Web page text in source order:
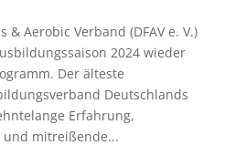
& Aerobic Verband (DFAV e. V.)
2024 wieder
Der älteste
Deutschlands
Erfahrung,
mitreißende...